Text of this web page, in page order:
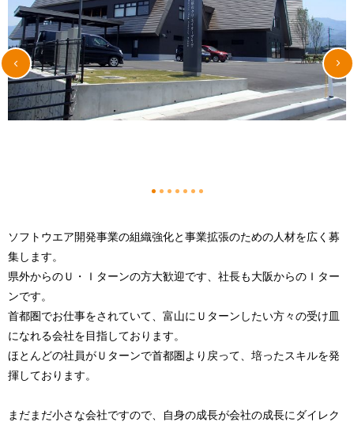
1234567
ソフトウエア開発事業の組織強化と事業拡張のための人材を広く募
集します。
県外からのＵ・Ｉターンの方大歓迎です、社長も大阪からのＩター
ンです。
首都圏でお仕事をされていて、富山にＵターンしたい方々の受け皿
になれる会社を目指しております。
ほとんどの社員がＵターンで首都圏より戻って、培ったスキルを発
揮しております。
まだまだ小さな会社ですので、自身の成長が会社の成長にダイレク